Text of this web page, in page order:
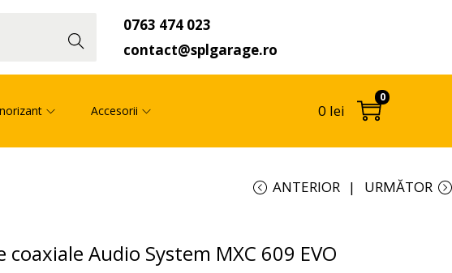
ă
0763 474 023
contact@splgarage.ro
Accesorii 0 lei
0
ANTERIOR URMĂTOR
coaxiale Audio System MXC 609 EVO